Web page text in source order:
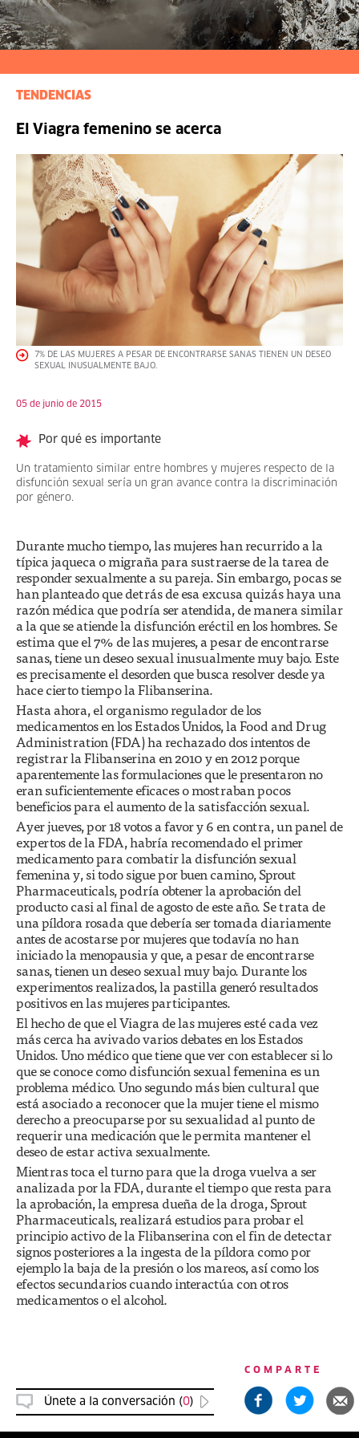
TENDENCIAS
El Viagra femenino se acerca
7% DE LAS MUJERES A PESAR DE ENCONTRARSE SANAS TIENEN UN DESEO
SEXUAL INUSUALMENTE BAJO.
05 de junio de 2015
Por qué es importante
Un tratamiento similar entre hombres y mujeres respecto de la
disfunción sexual sería un gran avance contra la discriminación
por género.
Durante mucho tiempo, las mujeres han recurrido a la
típica jaqueca o migraña para sustraerse de la tarea de
responder sexualmente a su pareja. Sin embargo, pocas se
han planteado que detrás de esa excusa quizás haya una
razón médica que podría ser atendida, de manera similar
a la que se atiende la disfunción eréctil en los hombres. Se
estima que el 7% de las mujeres, a pesar de encontrarse
sanas, tiene un deseo sexual inusualmente muy bajo. Este
es precisamente el desorden que busca resolver desde ya
hace cierto tiempo la Flibanserina.
Hasta ahora, el organismo regulador de los
medicamentos en los Estados Unidos, la Food and Drug
Administration (FDA) ha rechazado dos intentos de
registrar la Flibanserina en 2010 y en 2012 porque
aparentemente las formulaciones que le presentaron no
eran suficientemente eficaces o mostraban pocos
beneficios para el aumento de la satisfacción sexual.
Ayer jueves, por 18 votos a favor y 6 en contra, un panel de
expertos de la FDA, habría recomendado el primer
medicamento para combatir la disfunción sexual
femenina y, si todo sigue por buen camino, Sprout
Pharmaceuticals, podría obtener la aprobación del
producto casi al final de agosto de este año. Se trata de
una píldora rosada que debería ser tomada diariamente
antes de acostarse por mujeres que todavía no han
iniciado la menopausia y que, a pesar de encontrarse
sanas, tienen un deseo sexual muy bajo. Durante los
experimentos realizados, la pastilla generó resultados
positivos en las mujeres participantes.
El hecho de que el Viagra de las mujeres esté cada vez
más cerca ha avivado varios debates en los Estados
Unidos. Uno médico que tiene que ver con establecer si lo
que se conoce como disfunción sexual femenina es un
problema médico. Uno segundo más bien cultural que
está asociado a reconocer que la mujer tiene el mismo
derecho a preocuparse por su sexualidad al punto de
requerir una medicación que le permita mantener el
deseo de estar activa sexualmente.
Mientras toca el turno para que la droga vuelva a ser
analizada por la FDA, durante el tiempo que resta para
la aprobación, la empresa dueña de la droga, Sprout
Pharmaceuticals, realizará estudios para probar el
principio activo de la Flibanserina con el fin de detectar
signos posteriores a la ingesta de la píldora como por
ejemplo la baja de la presión o los mareos, así como los
efectos secundarios cuando interactúa con otros
medicamentos o el alcohol.
Únete a la conversación (0)
COMPARTE